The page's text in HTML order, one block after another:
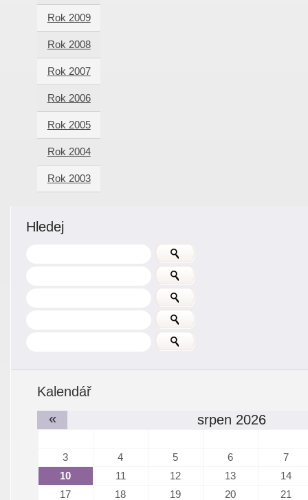
Rok 2009
Rok 2008
Rok 2007
Rok 2006
Rok 2005
Rok 2004
Rok 2003
Hledej
Kalendář
«
srpen 2026
3 4 5 6
7
10
11 12 13
14
17
18 19 20 21